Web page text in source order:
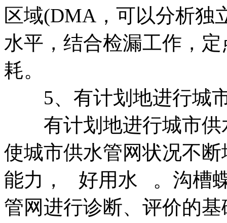
区域(DMA，可以分析独
水平，结合检漏工作，
耗。
5、有计划地进行城
有计划地进行城市供
使城市供水管网状况不
能力， 好用水 。沟槽
管网进行诊断、评价的